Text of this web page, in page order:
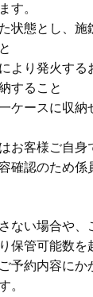
す。
状態とし、
より発火す
すること
ケースに収
お客様ご自
確認のため
ない場合や
保管可能数を
予約内容にか
。